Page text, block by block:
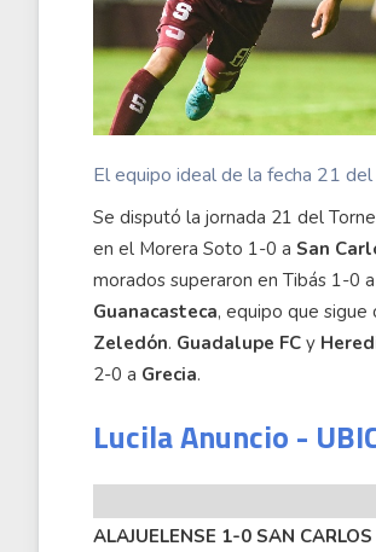
El equipo ideal de la fecha 21 del
Se disputó la jornada 21 del
en el Morera Soto 1-0 a San
morados superaron en Tibás 1-0 a
Guanacasteca, equipo que
Zeledón. Guadalupe FC y
2-0 a Grecia.
Lucila Anuncio -
ALAJUELENSE 1-0 SAN CARLOS